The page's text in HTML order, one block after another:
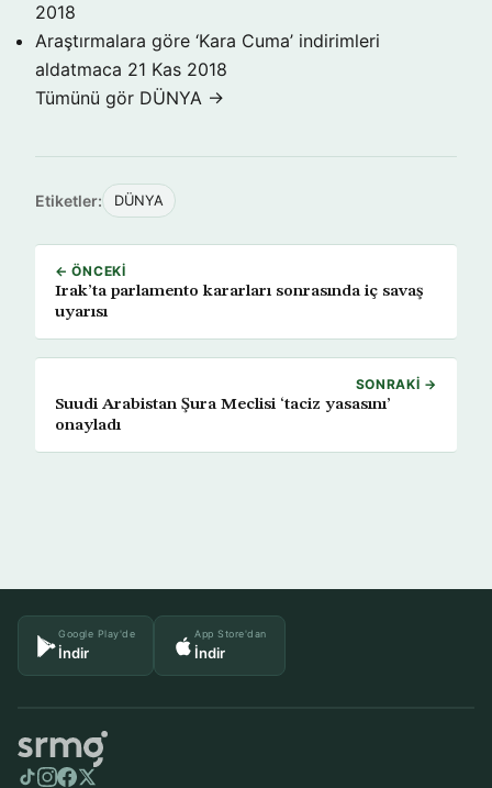
2018
Araştırmalara göre ‘Kara Cuma’ indirimleri
aldatmaca 21 Kas 2018
Tümünü gör DÜNYA →
Etiketler: DÜNYA
← ÖNCEKI
Irak’ta parlamento kararları sonrasında iç savaş
uyarısı
SONRAKI →
Suudi Arabistan Şura Meclisi ‘taciz yasasını’
onayladı
Google Play'de
İndir
App Store'dan
İndir